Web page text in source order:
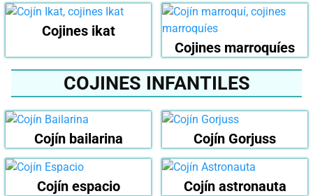
Cojines ikat
Cojines marroquíes
COJINES INFANTILES
Cojín bailarina Cojín Gorjuss
Cojín espacio Cojín astronauta